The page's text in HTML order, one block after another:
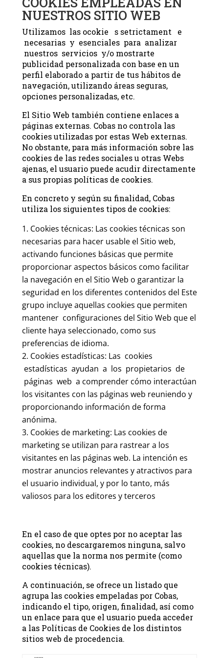
NUESTROS SITIO WEB
Utilizamos las ocokie s setrictament e
necesarias y esenciales para analizar
nuestros servicios y/o mostrarte
publicidad personalizada con base en un
perfil elaborado a partir de tus hábitos de
navegación, utilizando áreas seguras,
opciones personalizadas, etc.
El Sitio Web también contiene enlaces a
páginas externas. Cobas no controla las
cookies utilizadas por estas Web externas.
No obstante, para más información sobre las
cookies de las redes sociales u otras Webs
ajenas, el usuario puede acudir directamente
a sus propias políticas de cookies.
En concreto y según su finalidad, Cobas
utiliza los siguientes tipos de cookies:
Cookies técnicas: Las cookies técnicas son
necesarias para hacer usable el Sitio web,
activando funciones básicas que permite
proporcionar aspectos básicos como facilitar
la navegación en el Sitio Web o garantizar la
seguridad en los diferentes contenidos del Este
grupo incluye aquellas cookies que permiten
mantener configuraciones del Sitio Web que el
cliente haya seleccionado, como sus
preferencias de idioma.
Cookies estadísticas: Las cookies
estadísticas ayudan a los propietarios de
páginas web a comprender cómo interactúan
los visitantes con las páginas web reuniendo y
proporcionando información de forma
anónima.
Cookies de marketing: Las cookies de
marketing se utilizan para rastrear a los
visitantes en las páginas web. La intención es
mostrar anuncios relevantes y atractivos para
el usuario individual, y por lo tanto, más
valiosos para los editores y terceros
En el caso de que optes por no aceptar las
cookies, no descargaremos ninguna, salvo
aquellas que la norma nos permite (como
cookies técnicas).
A continuación, se ofrece un listado que
agrupa las cookies empeladas por Cobas,
indicando el tipo, origen, finalidad, así como
un enlace para que el usuario pueda acceder
a las Políticas de Cookies de los distintos
sitios web de procedencia.